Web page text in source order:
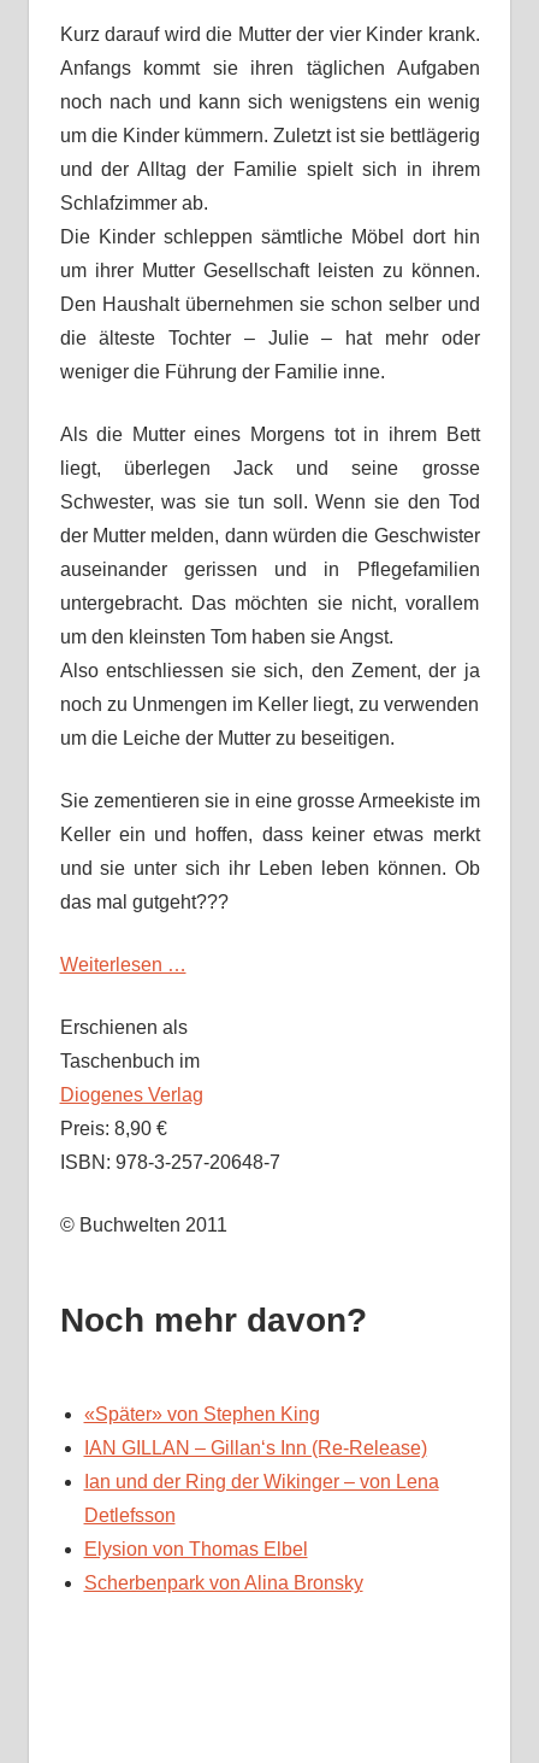
Kurz darauf wird die Mutter der vier Kinder krank.
Anfangs kommt sie ihren täglichen Aufgaben
noch nach und kann sich wenigstens ein wenig
um die Kinder kümmern. Zuletzt ist sie bettlägerig
und der Alltag der Familie spielt sich in ihrem
Schlafzimmer ab.
Die Kinder schleppen sämtliche Möbel dort hin
um ihrer Mutter Gesellschaft leisten zu können.
Den Haushalt übernehmen sie schon selber und
die älteste Tochter – Julie – hat mehr oder
weniger die Führung der Familie inne.
Als die Mutter eines Morgens tot in ihrem Bett
liegt, überlegen Jack und seine grosse
Schwester, was sie tun soll. Wenn sie den Tod
der Mutter melden, dann würden die Geschwister
auseinander gerissen und in Pflegefamilien
untergebracht. Das möchten sie nicht, vorallem
um den kleinsten Tom haben sie Angst.
Also entschliessen sie sich, den Zement, der ja
noch zu Unmengen im Keller liegt, zu verwenden
um die Leiche der Mutter zu beseitigen.
Sie zementieren sie in eine grosse Armeekiste im
Keller ein und hoffen, dass keiner etwas merkt
und sie unter sich ihr Leben leben können. Ob
das mal gutgeht???
Weiterlesen …
Erschienen als
Taschenbuch im
Diogenes Verlag
Preis: 8,90 €
ISBN: 978-3-257-20648-7
© Buchwelten 2011
Noch mehr davon?
«Später» von Stephen King
IAN GILLAN – Gillan‘s Inn (Re-Release)
Ian und der Ring der Wikinger – von Lena
Detlefsson
Elysion von Thomas Elbel
Scherbenpark von Alina Bronsky